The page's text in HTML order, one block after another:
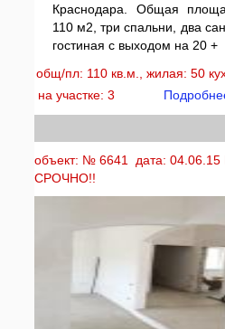
Краснодара. Общая
110 м2, три спальни, два
гостиная с выходом на 20 +
общ/пл: 110 кв.м., жилая: 50
на участке: 3
объект: № 6641 дата: 04.06.15
СРОЧНО!!